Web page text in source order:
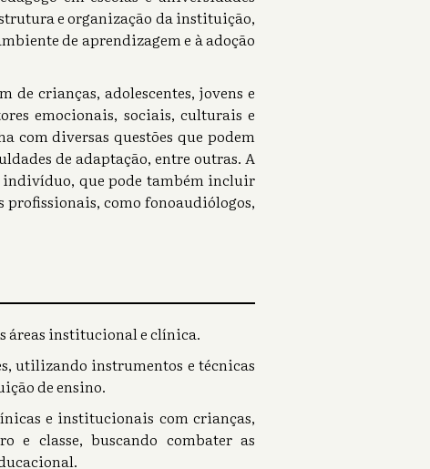
e organização da instituição,
de aprendizagem e à adoção
crianças, adolescentes, jovens e
emocionais, sociais, culturais e
com diversas questões que podem
de adaptação, entre outras. A
indivíduo, que pode também incluir
profissionais, como fonoaudiólogos,
áreas institucional e clínica.
utilizando instrumentos e técnicas
de ensino.
e institucionais com crianças,
e classe, buscando combater as